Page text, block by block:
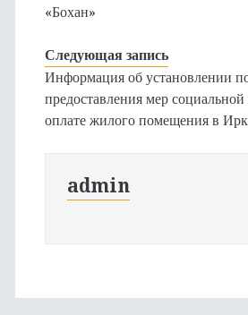
«Бохан»
Следующая запись
Информация об установлении
предоставления мер
оплате жилого помещения в
admin